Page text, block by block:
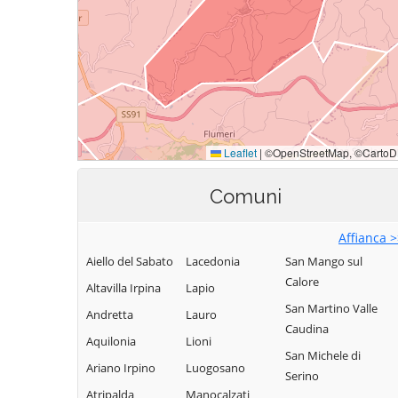
Comuni
Affianca
Aiello del Sabato
Altavilla Irpina
Andretta
Aquilonia
Ariano Irpino
Atripalda
Lacedonia
Lapio
Lauro
Lioni
Luogosano
Manocalzati
San Mango sul
Calore
San Martino Valle
Caudina
San Michele di
Serino